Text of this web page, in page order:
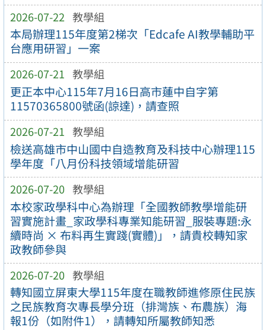
2026-07-22 教學組
本局辦理115年度第2梯次「Edcafe AI教學輔助平
台應用研習」一案
2026-07-21 教學組
更正本中心115年7月16日高市蓮中自字第
11570365800號函(諒達)，請查照
2026-07-21 教學組
檢送高雄市中山國中自造教育及科技中心辦理115
學年度「八月份科技領域增能研習
2026-07-20 教學組
本校家政學科中心為辦理「全國教師教學增能研
習實施計畫_家政學科專業知能研習_服裝專題:永
續時尚 × 布料再生實踐(實體)」，請貴校轉知家
政教師參與
2026-07-20 教學組
轉知國立屏東大學115年度在職教師進修原住民族
之民族教育次專長學分班（排灣族、布農族）海
報1份（如附件1），請轉知所屬教師知悉